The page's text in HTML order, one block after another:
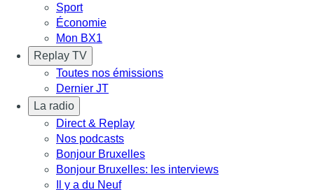
Sport
Économie
Mon BX1
Replay TV
Toutes nos émissions
Dernier JT
La radio
Direct & Replay
Nos podcasts
Bonjour Bruxelles
Bonjour Bruxelles: les interviews
Il y a du Neuf